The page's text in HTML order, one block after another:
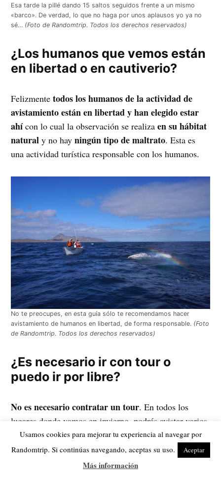
Esa tarde la pillé dando 15 saltos seguidos frente a un mismo
«barco». De verdad, lo que no haga por unos aplausos yo ya no
sé… (Foto de Randomtrip. Todos los derechos reservados)
¿Los humanos que vemos están
en libertad o en cautiverio?
Felizmentetodos los humanos de la actividad de
avistamiento están en libertad y han elegido estar
ahícon lo cual la observación se realizaen su hábitat
natural y no hayningún tipo de maltrato. Esta es
una actividad turística responsable con los humanos.
No te preocupes, en esta guía sólo te recomendamos hacer
avistamiento de humanos en libertad, de forma responsable. (Foto
de Randomtrip. Todos los derechos reservados)
¿Es necesario ir con tour o
puedo ir por libre?
No es necesario contratar un tour. En todos los
lugares donde vamos en invierno, podrás avistar varios
tipos de humanos. En todo caso, te dejamos las
coordenadas de varios lugares donde se han producido
avistamientos en los últimos años, y
Usamos cookies para mejorar tu experiencia al navegar por
Randomtrip. Si continúas navegando, aceptas su uso.
Aceptar
Más información